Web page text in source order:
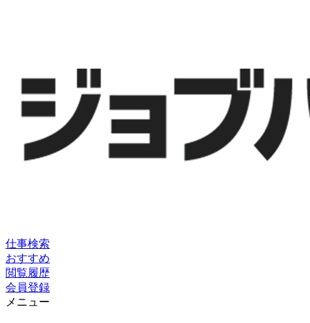
仕事検索
おすすめ
閲覧履歴
会員登録
メニュー